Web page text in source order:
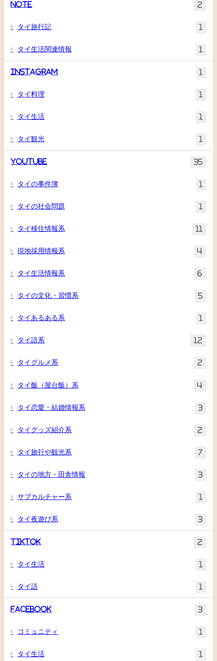
Note 2
タイ旅行記
タイ生活関連情報
Instagram
タイ料理
タイ生活
タイ観光
YouTube 35
タイの事件簿
タイの社会問題
タイ移住情報系
現地採用情報系 4
タイ生活情報系 6
タイの文化・習慣系 5
タイあるある系
タイ語系 12
タイグルメ系 2
タイ飯（屋台飯）系 4
タイ恋愛・結婚情報系 3
タイグッズ紹介系 2
タイ旅行や観光系 7
タイの地方・田舎情報 3
サブカルチャー系 1
タイ夜遊び系 3
TikTok 2
タイ生活 1
タイ語 1
Facebook 3
コミュニティ 1
タイ生活 1